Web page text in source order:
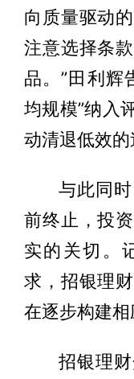
向质量驱动
注意选择条
品。”田利辉
均规模”纳入
动清退低效的
与此同
前终止，投
实的关切。
求，招银理
在逐步构建相
招银理